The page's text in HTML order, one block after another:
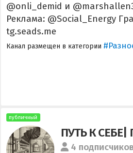
@onli_demid и
Реклама: @Social_Energy
tg.seads.me
Канал размещен в категории
публичный
ПУТЬ К
4